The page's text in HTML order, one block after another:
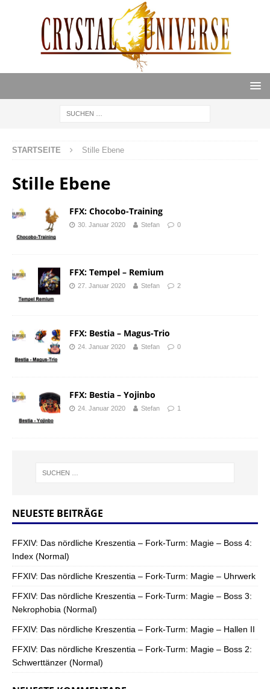
STARTSEITE Stille Ebene
Stille Ebene
FFX: Chocobo-Training
30. Januar 2020 Stefan 0
FFX: Tempel – Remium
27. Januar 2020 Stefan 2
FFX: Bestia – Magus-Trio
24. Januar 2020 Stefan 0
FFX: Bestia – Yojinbo
24. Januar 2020 Stefan 1
NEUESTE BEITRÄGE
FFXIV: Das nördliche Kreszentia – Fork-Turm: Magie – Boss 4:
Index (Normal)
FFXIV: Das nördliche Kreszentia – Fork-Turm: Magie – Uhrwerk
FFXIV: Das nördliche Kreszentia – Fork-Turm: Magie – Boss 3:
Nekrophobia (Normal)
FFXIV: Das nördliche Kreszentia – Fork-Turm: Magie – Hallen II
FFXIV: Das nördliche Kreszentia – Fork-Turm: Magie – Boss 2:
Schwerttänzer (Normal)